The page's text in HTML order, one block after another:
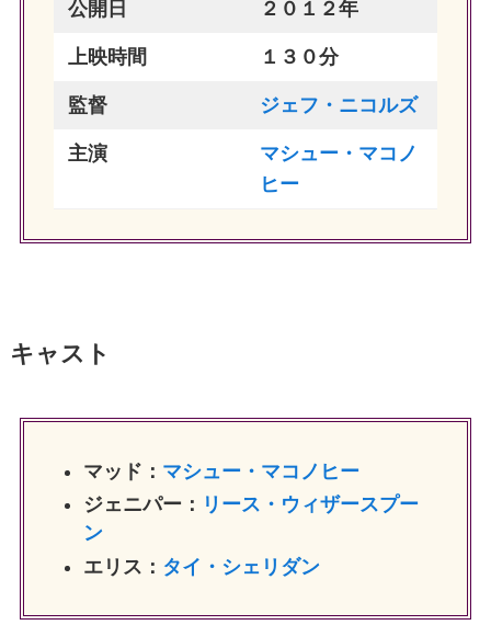
公開日 ２０１２年
上映時間 １３０分
監督 ジェフ・ニコルズ
主演
マシュー・マコノ
ヒー
キャスト
マッド： マシュー・マコノヒー
ジェニパー： リース・ウィザースプー
ン
エリス： タイ・シェリダン